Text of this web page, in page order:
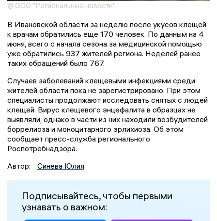
© ООО "Региональные новости"
В Ивановской области за неделю после укусов клещей
к врачам обратились еще 170 человек. По данным на 4
июня, всего с начала сезона за медицинской помощью
уже обратились 937 жителей региона. Неделей ранее
таких обращений было 767.
Случаев заболеваний клещевыми инфекциями среди
жителей области пока не зарегистрировано. При этом
специалисты продолжают исследовать снятых с людей
клещей. Вирус клещевого энцефалита в образцах не
выявляли, однако в части из них находили возбудителей
боррелиоза и моноцитарного эрлихиоза. Об этом
сообщает пресс-служба регионального
Роспотребнадзора.
Автор:
Синева Юлия
Подписывайтесь, чтобы первыми
узнавать о важном: